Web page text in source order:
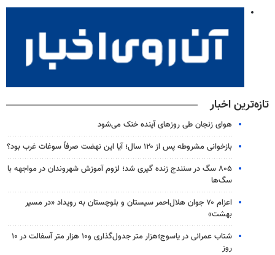
تازه‌ترین اخبار
هوای زنجان طی روزهای آینده خنک می‌شود
بازخوانی مشروطه پس از ۱۲۰ سال؛ آیا این نهضت صرفاً سوغات غرب بود؟
۸۰۵ سگ در سنندج زنده گیری شد؛ لزوم آموزش شهروندان در مواجهه با
سگ‌ها
اعزام ۷۰ جوان هلال‌احمر سیستان و بلوچستان به رویداد «در مسیر
بهشت»
شتاب عمرانی در یاسوج؛هزار متر جدول‌گذاری و۱۰ هزار متر آسفالت در ۱۰
روز